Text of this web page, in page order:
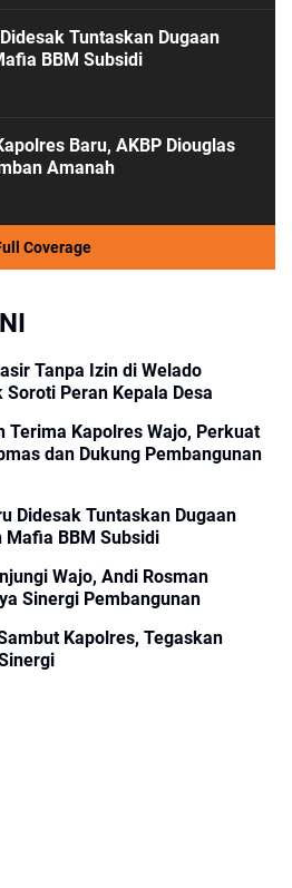
Tuntaskan Dugaan
BBM Subsidi
Baru, AKBP Diouglas
Amanah
Coverage
Tanpa Izin di Welado
Peran Kepala Desa
Terima Kapolres Wajo, Perkuat
dan Dukung Pembangunan
Didesak Tuntaskan Dugaan
Mafia BBM Subsidi
Wajo, Andi Rosman
Sinergi Pembangunan
Kapolres, Tegaskan